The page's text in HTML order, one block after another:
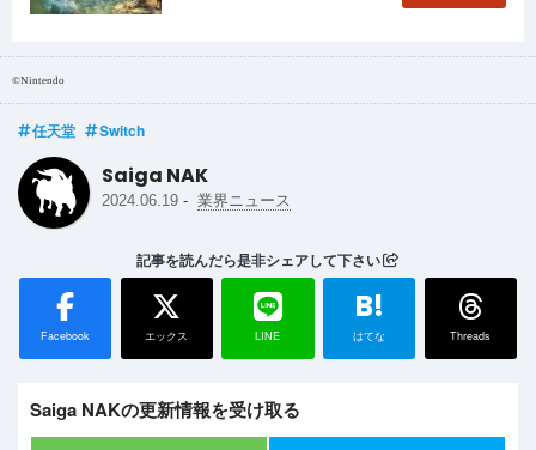
©Nintendo
任天堂 Switch
Saiga NAK
2024.06.19 - 業界ニュース
記事を読んだら是非シェアして下さい
Facebook エックス LINE
B!
はてな Threads
Saiga NAKの更新情報を受け取る